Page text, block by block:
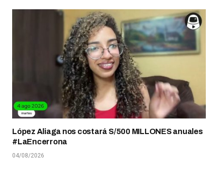
López Aliaga nos costará S/500 MILLONES anuales
#LaEncerrona
04/08/2026